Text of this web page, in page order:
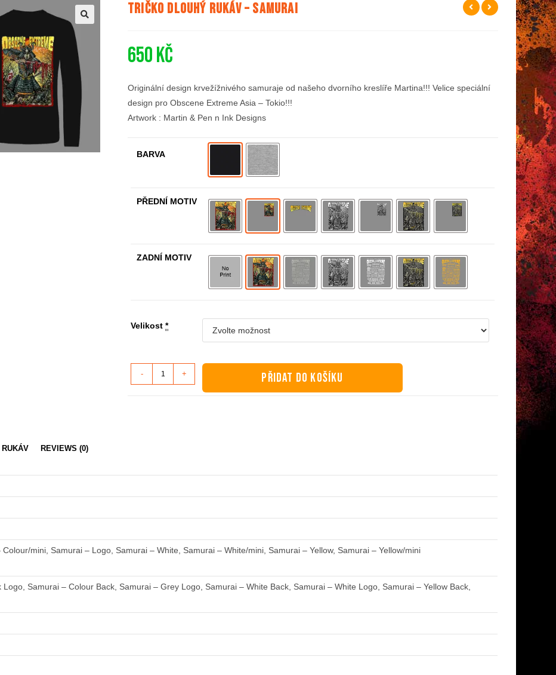
Tričko dlouhý rukáv – Samurai
650Kč
Originální design krvežížnivého samuraje od našeho dvorního kreslíře Martina!!! Velice speciální
design pro Obscene Extreme Asia – Tokio!!!
Artwork : Martin & Pen n Ink Designs
BARVA
PŘEDNÍ MOTIV
ZADNÍ MOTIV
Velikost *
dlouhý
- + PŘIDAT DO KOŠÍKU
REVIEWS (0)
mini, Samurai – Logo, Samurai – White, Samurai – White/mini, Samurai – Yellow, Samurai – Yellow/mini
Logo, Samurai – Colour Back, Samurai – Grey Logo, Samurai – White Back, Samurai – White Logo, Samurai – Yellow Back,